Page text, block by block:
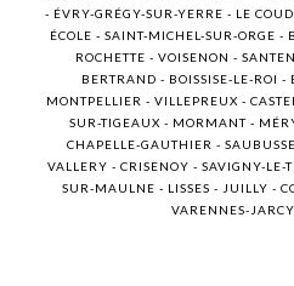
- ÉVRY-GRÉGY-SUR-YERRE - LE
ÉCOLE - SAINT-MICHEL-SUR-ORGE -
ROCHETTE - VOISENON -
BERTRAND - BOISSISE-LE-ROI
MONTPELLIER - VILLEPREUX -
SUR-TIGEAUX - MORMANT -
CHAPELLE-GAUTHIER -
VALLERY - CRISENOY - SAVIGNY-LE-
SUR-MAULNE - LISSES - JUILLY -
VARENNES-